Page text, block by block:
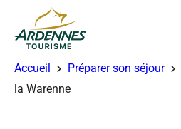
ADT des Ardennes
Accueil Préparer son séjour
la Warenne